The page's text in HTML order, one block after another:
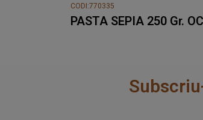
CODI:770335
PASTA SEPIA 250 Gr.